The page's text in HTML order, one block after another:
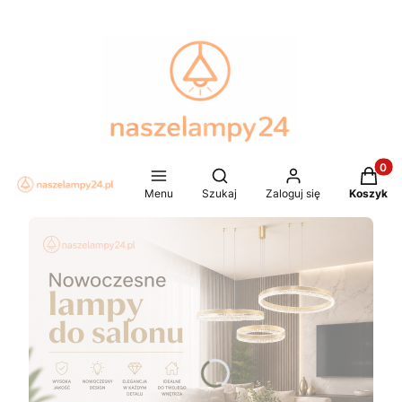
Menu
Otwórz wyszukiwarkę
Szukaj Zaloguj się Koszyk